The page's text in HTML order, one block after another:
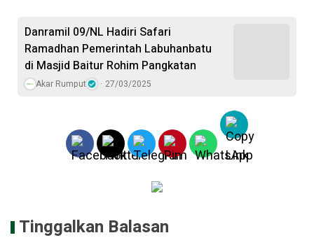
Danramil 09/NL Hadiri Safari
Ramadhan Pemerintah Labuhanbatu
di Masjid Baitur Rohim Pangkatan
Akar Rumput 27/03/2025
Tinggalkan Balasan